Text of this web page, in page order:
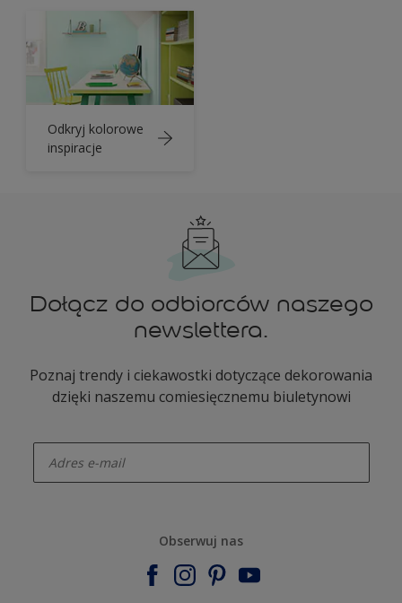
Odkryj kolorowe
inspiracje
Dołącz do odbiorców naszego
newslettera.
Poznaj trendy i ciekawostki dotyczące dekorowania
dzięki naszemu comiesięcznemu biuletynowi
Obserwuj nas